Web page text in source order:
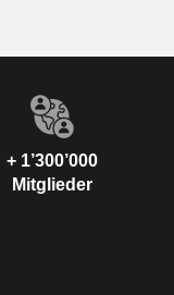
+ 1’300’000
Mitglieder